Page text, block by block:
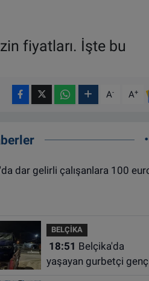
fiyatları. İşte bu
A- A+
BELÇİKA
18:51
yaşayan gurbetçi genç